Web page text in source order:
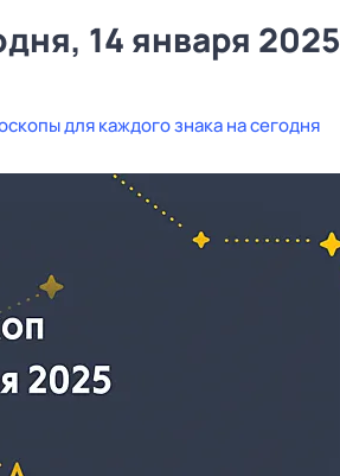
14 января 2025
для каждого знака на сегодня